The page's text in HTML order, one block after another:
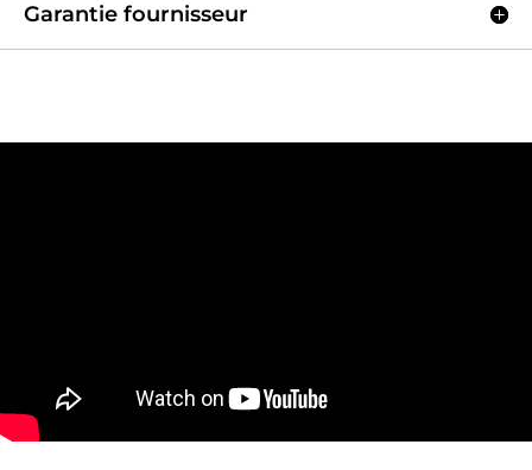
Garantie fournisseur